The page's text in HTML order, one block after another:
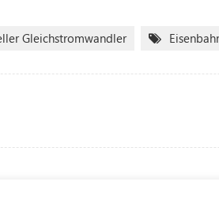
Gleichstromwandler